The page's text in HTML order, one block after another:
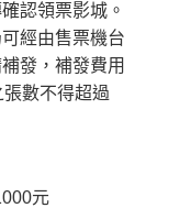
認領票影城。
經由售票機台
發，補發費用
數不得超過
元